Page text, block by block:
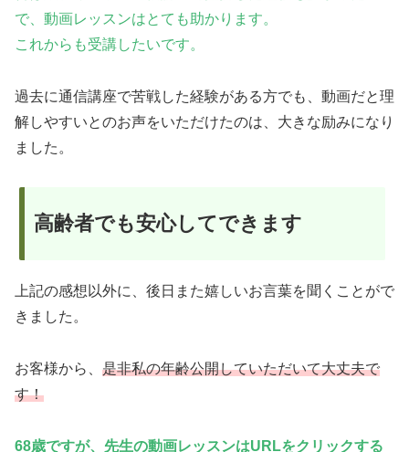
で、動画レッスンはとても助かります。
これからも受講したいです。
過去に通信講座で苦戦した経験がある方でも、動画だと理
解しやすいとのお声をいただけたのは、大きな励みになり
ました。
高齢者でも安心してできます
上記の感想以外に、後日また嬉しいお言葉を聞くことがで
きました。
お客様から、 是非私の年齢公開していただいて大丈夫で
す！
68歳ですが、先生の動画レッスンはURLをクリックする